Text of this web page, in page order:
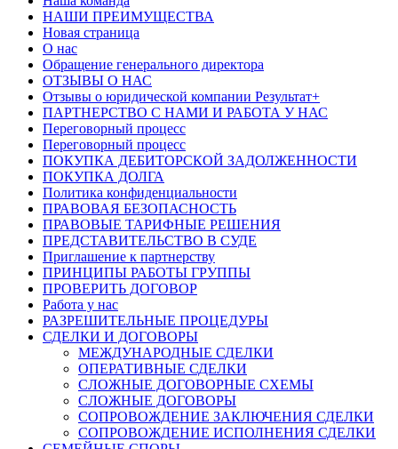
НАШИ ПРЕИМУЩЕСТВА
Новая страница
О нас
Обращение генерального директора
ОТЗЫВЫ О НАС
Отзывы о юридической компании Результат+
ПАРТНЕРСТВО С НАМИ И РАБОТА У НАС
Переговорный процесс
Переговорный процесс
ПОКУПКА ДЕБИТОРСКОЙ ЗАДОЛЖЕННОСТИ
ПОКУПКА ДОЛГА
Политика конфиденциальности
ПРАВОВАЯ БЕЗОПАСНОСТЬ
ПРАВОВЫЕ ТАРИФНЫЕ РЕШЕНИЯ
ПРЕДСТАВИТЕЛЬСТВО В СУДЕ
Приглашение к партнерству
ПРИНЦИПЫ РАБОТЫ ГРУППЫ
ПРОВЕРИТЬ ДОГОВОР
Работа у нас
РАЗРЕШИТЕЛЬНЫЕ ПРОЦЕДУРЫ
СДЕЛКИ И ДОГОВОРЫ
МЕЖДУНАРОДНЫЕ СДЕЛКИ
ОПЕРАТИВНЫЕ СДЕЛКИ
СЛОЖНЫЕ ДОГОВОРНЫЕ СХЕМЫ
СЛОЖНЫЕ ДОГОВОРЫ
СОПРОВОЖДЕНИЕ ЗАКЛЮЧЕНИЯ СДЕЛКИ
СОПРОВОЖДЕНИЕ ИСПОЛНЕНИЯ СДЕЛКИ